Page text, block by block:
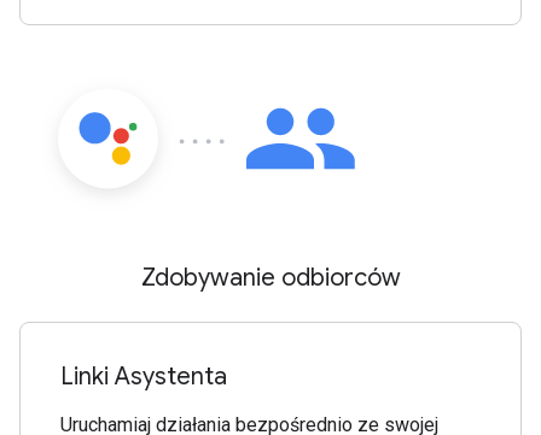
Zdobywanie odbiorców
Linki Asystenta
Uruchamiaj działania bezpośrednio ze swojej